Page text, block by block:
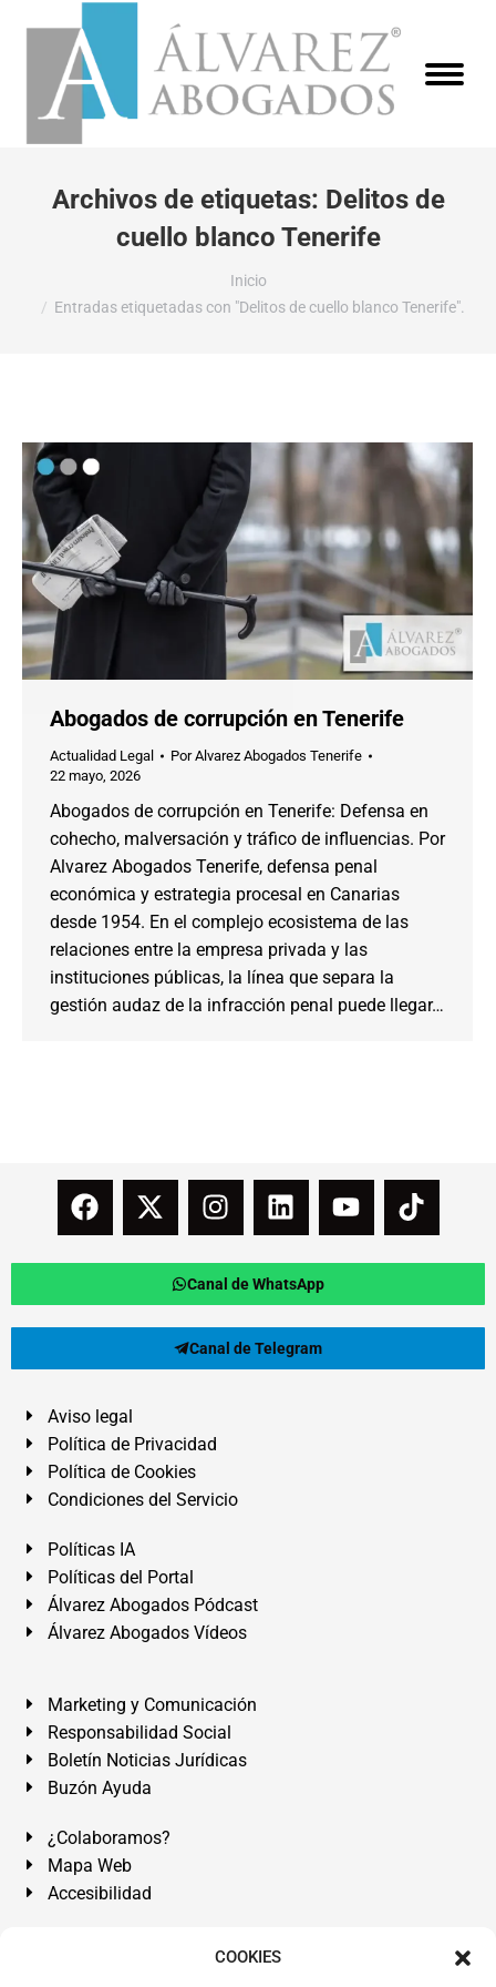
COOKIES
Archivos de etiquetas: Delitos de
cuello blanco Tenerife
Inicio
Entradas etiquetadas con "Delitos de cuello blanco Tenerife".
Abogados de corrupción en Tenerife
Actualidad Legal PorAlvarez Abogados Tenerife
22 mayo, 2026
Abogados de corrupción en Tenerife: Defensa en
cohecho, malversación y tráfico de influencias. Por
Alvarez Abogados Tenerife, defensa penal
económica y estrategia procesal en Canarias
desde 1954. En el complejo ecosistema de las
relaciones entre la empresa privada y las
instituciones públicas, la línea que separa la
gestión audaz de la infracción penal puede llegar…
Canal de WhatsApp
Canal de Telegram
Aviso legal
Política de Privacidad
Política de Cookies
Condiciones del Servicio
Políticas IA
Políticas del Portal
Álvarez Abogados Pódcast
Álvarez Abogados Vídeos
Marketing y Comunicación
Responsabilidad Social
Boletín Noticias Jurídicas
Buzón Ayuda
¿Colaboramos?
Mapa Web
Accesibilidad
Álvarez Abogados Tenerife:Calle Teobaldo Power Nº 7,